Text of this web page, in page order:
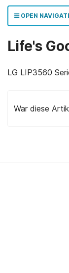
OPEN
Life's
LG LIP3560
War diese